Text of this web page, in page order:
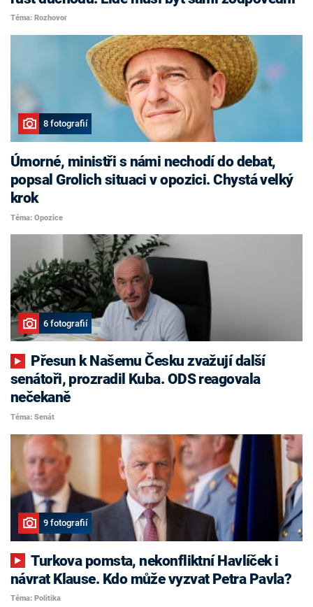
Téma: Rozhovor
8 fotografií
Úmorné, ministři s námi nechodí do debat,
popsal Grolich situaci v opozici. Chystá velký
krok
Téma: Opozice
6 fotografií
senátoři, prozradil Kuba. ODS reagovala
nečekaně
Téma: Senát
9 fotografií
Turkova pomsta, nekonfliktní Havlíček i
návrat Klause. Kdo může vyzvat Petra Pavla?
Téma: Politika